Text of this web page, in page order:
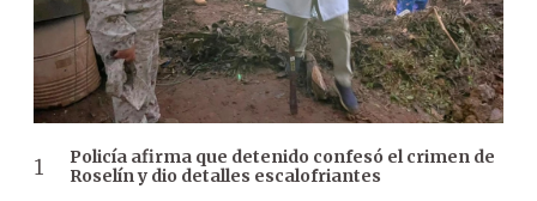
Policía afirma que detenido confesó el crimen de
Roselín y dio detalles escalofriantes